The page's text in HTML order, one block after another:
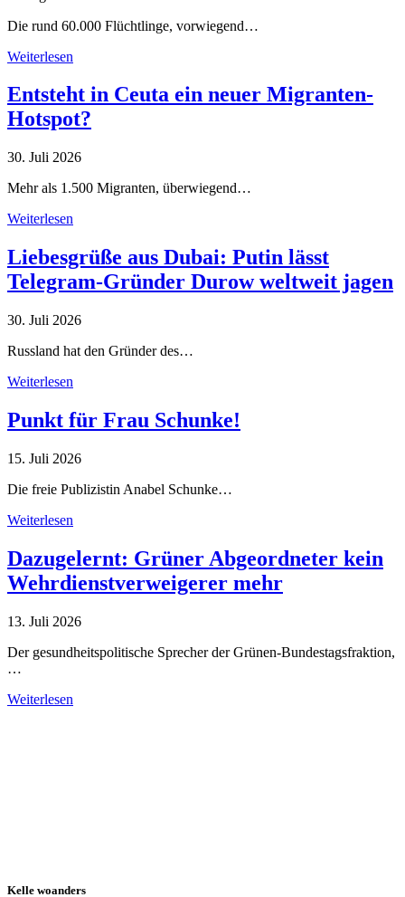
Die rund 60.000 Flüchtlinge, vorwiegend…
Weiterlesen
Entsteht in Ceuta ein neuer Migranten-
Hotspot?
30. Juli 2026
Mehr als 1.500 Migranten, überwiegend…
Weiterlesen
Liebesgrüße aus Dubai: Putin lässt
Telegram-Gründer Durow weltweit jagen
30. Juli 2026
Russland hat den Gründer des…
Weiterlesen
Punkt für Frau Schunke!
15. Juli 2026
Die freie Publizistin Anabel Schunke…
Weiterlesen
Dazugelernt: Grüner Abgeordneter kein
Wehrdienstverweigerer mehr
13. Juli 2026
Der gesundheitspolitische Sprecher der Grünen-Bundestagsfraktion,
…
Weiterlesen
Kelle woanders